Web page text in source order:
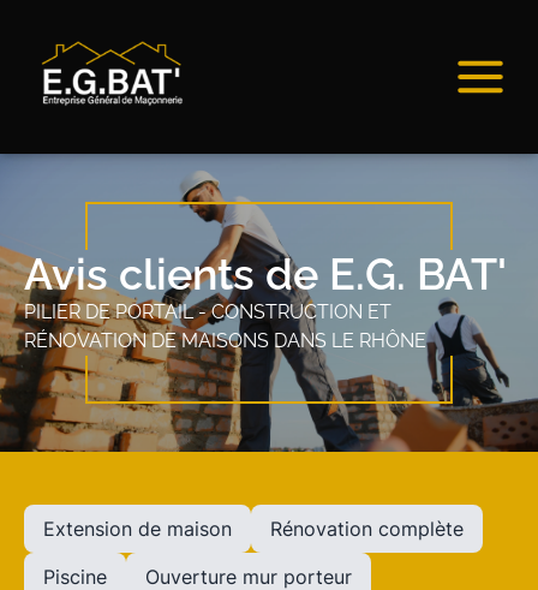
Avis clients de E.G. BAT'
PILIER DE PORTAIL - CONSTRUCTION ET
RÉNOVATION DE MAISONS DANS LE RHÔNE
Extension de maison
Rénovation complète
Piscine
Ouverture mur porteur